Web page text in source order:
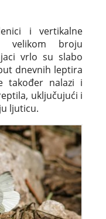
i vertikalne
velikom broju
vrlo su slabo
dnevnih leptira
također nalazi i
uključujući i
ljuticu.